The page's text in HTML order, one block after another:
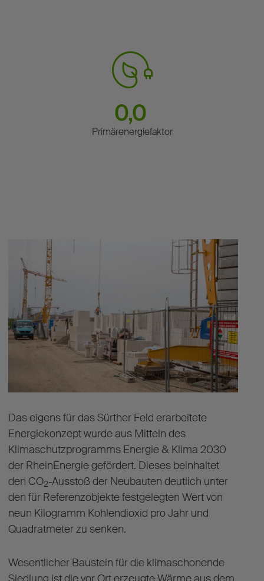
0,0
Primärenergiefaktor
Das eigens für das Sürther Feld erarbeitete
Energiekonzept wurde aus Mitteln des
Klimaschutzprogramms Energie & Klima 2030
der RheinEnergie gefördert. Dieses beinhaltet
den CO2-Ausstoß der Neubauten deutlich unter
den für Referenzobjekte festgelegten Wert von
neun Kilogramm Kohlendioxid pro Jahr und
Quadratmeter zu senken.
Wesentlicher Baustein für die klimaschonende